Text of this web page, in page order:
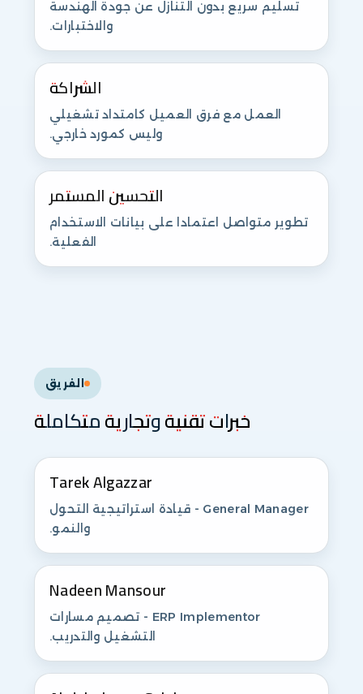
تسليم سريع بدون التنازل عن جودة الهندسة
والاختبارات.
الشراكة
العمل مع فرق العميل كامتداد تشغيلي
وليس كمورد خارجي.
التحسين المستمر
تطوير متواصل اعتمادا على بيانات الاستخدام
الفعلية.
الفريق
خبرات تقنية وتجارية متكاملة
Tarek Algazzar
General Manager - قيادة استراتيجية التحول
والنمو.
Nadeen Mansour
ERP Implementor - تصميم مسارات
التشغيل والتدريب.